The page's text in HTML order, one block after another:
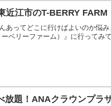
江市のT-BERRY FARM
あってどこに行けばよいのか悩
ベリーファーム）』に行ってみ
放題！ANAクラウンプラ